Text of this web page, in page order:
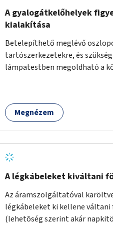
élőlényeknek kedvez. Apróbb
beavatkozásokkal, a
betartása mellett
budapesti patakok nagyvízi, ahol lehetőség van
rá, kisvízi medrét. A nagyvízi
rézsűk, mint élőhely. Emellett a
mederben drága revitalizáció
mesterséges és természetes
érhető el, hogy változatosabb
meder.
A gyalogátkelőhelyek
kialakítása
Betelepíthető meglévő
tartószerkezetekre, és
lámpatestben megoldható a
Megnézem
A légkábeleket kiváltani
Az áramszolgáltatóval
légkábeleket ki kellene
(lehetõség szerint akár